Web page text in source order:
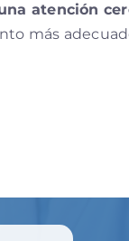
atención
más